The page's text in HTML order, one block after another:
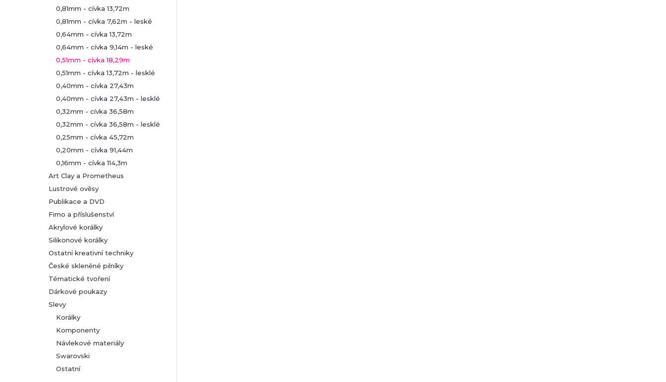
0,81mm - cívka 13,72m
0,81mm - cívka 7,62m - leské
0,64mm - cívka 13,72m
0,64mm - cívka 9,14m - leské
0,51mm - cívka 18,29m
0,51mm - cívka 13,72m - lesklé
0,40mm - cívka 27,43m
0,40mm - cívka 27,43m - lesklé
0,32mm - cívka 36,58m
0,32mm - cívka 36,58m - lesklé
0,25mm - cívka 45,72m
0,20mm - cívka 91,44m
0,16mm - cívka 114,3m
Art Clay a Prometheus
Lustrové ověsy
Publikace a DVD
Fimo a příslušenství
Akrylové korálky
Silikonové korálky
Ostatní kreativní techniky
České skleněné pilníky
Tématické tvoření
Dárkové poukazy
Slevy
Korálky
Komponenty
Návlekové materiály
Swarovski
Ostatní